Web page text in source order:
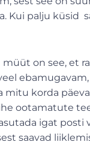
Kui palju küsid
on see, et
mitu korda
ootamatute
igat
saavad